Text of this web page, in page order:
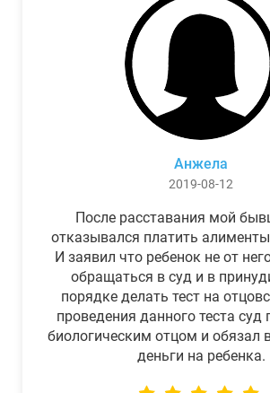
Анжела
2019-08-12
После расставания мой
отказывался платить
И заявил что ребенок не от
обращаться в суд и в
порядке делать тест на
проведения данного теста суд
биологическим отцом и обязал
деньги на ребенка.